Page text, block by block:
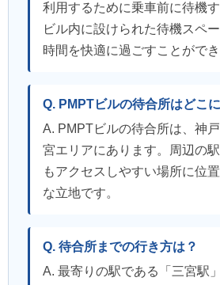
利用するために乗車前に待機す
ビル内に設けられた待機スペ
時間を快適に過ごすことができ
Q. PMPTビルの待合所はどこ
A. PMPTビルの待合所は、神
宮エリアにあります。周辺の
もアクセスしやすい場所に位
な立地です。
Q. 待合所までの行き方は？
A. 最寄りの駅である「三宮駅